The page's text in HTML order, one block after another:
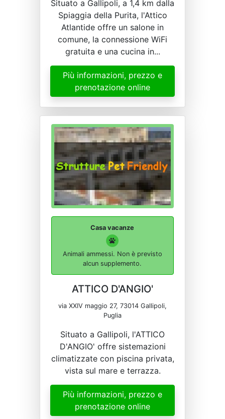
Situato a Gallipoli, a 1,4 km dalla
Spiaggia della Purita, l'Attico
Atlantide offre un salone in
comune, la connessione WiFi
gratuita e una cucina in...
Più informazioni, prezzo e
prenotazione online
Casa vacanze
Animali ammessi. Non è previsto
alcun supplemento.
ATTICO D'ANGIO'
via XXIV maggio 27, 73014 Gallipoli,
Puglia
Situato a Gallipoli, l'ATTICO
D'ANGIO' offre sistemazioni
climatizzate con piscina privata,
vista sul mare e terrazza.
Più informazioni, prezzo e
prenotazione online